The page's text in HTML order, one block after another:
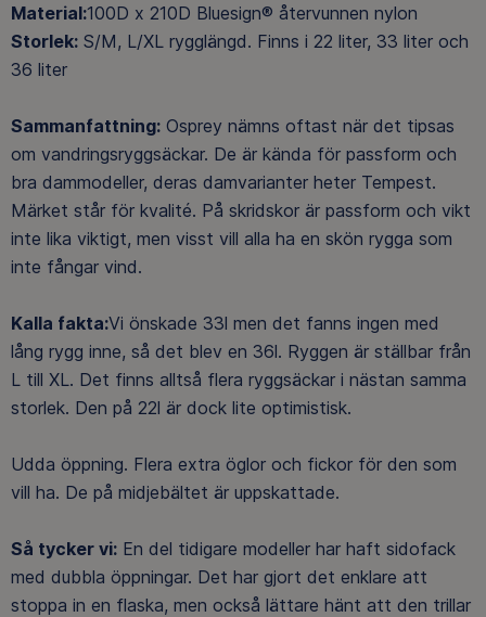
Material:100D x 210D Bluesign® återvunnen nylon
Storlek: S/M, L/XL rygglängd. Finns i 22 liter, 33 liter och
36 liter
Sammanfattning: Osprey nämns oftast när det tipsas
om vandringsryggsäckar. De är kända för passform och
bra dammodeller, deras damvarianter heter Tempest.
Märket står för kvalité. På skridskor är passform och vikt
inte lika viktigt, men visst vill alla ha en skön rygga som
inte fångar vind.
Kalla fakta:Vi önskade 33l men det fanns ingen med
lång rygg inne, så det blev en 36l. Ryggen är ställbar från
L till XL. Det finns alltså flera ryggsäckar i nästan samma
storlek. Den på 22l är dock lite optimistisk.
Udda öppning. Flera extra öglor och fickor för den som
vill ha. De på midjebältet är uppskattade.
Så tycker vi: En del tidigare modeller har haft sidofack
med dubbla öppningar. Det har gjort det enklare att
stoppa in en flaska, men också lättare hänt att den trillar